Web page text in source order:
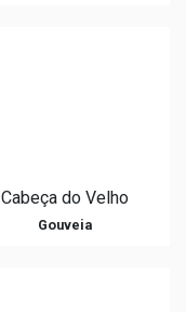
Cabeça do Velho
Gouveia